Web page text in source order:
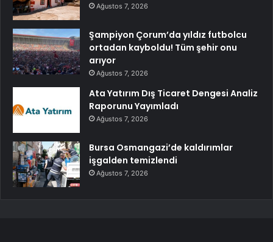
Ağustos 7, 2026
Şampiyon Çorum’da yıldız futbolcu
ortadan kayboldu! Tüm şehir onu
arıyor
Ağustos 7, 2026
Ata Yatırım Dış Ticaret Dengesi Analiz
Raporunu Yayımladı
Ağustos 7, 2026
Bursa Osmangazi’de kaldırımlar
işgalden temizlendi
Ağustos 7, 2026